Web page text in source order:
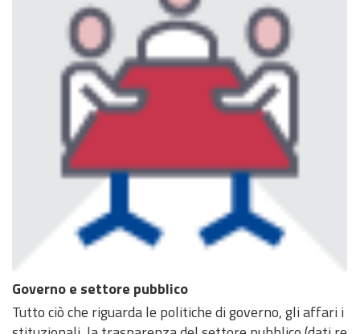
Governo e settore pubblico
Tutto ciò che riguarda le politiche di governo, gli affari i